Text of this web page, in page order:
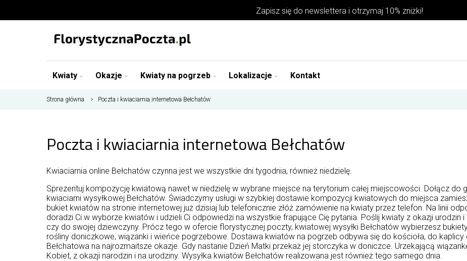
Zapisz się do newsletterai otrzymaj 10% zniżki!
Kwiaty Okazje Kwiaty na pogrzeb Lokalizacje Kontakt
Strona główna Poczta i kwiaciarnia internetowa Bełchatów
Poczta i kwiaciarnia internetowa Bełchatów
Kwiaciarnia online Bełchatów czynna jest we wszystkie dni tygodnia, również niedzielę.
Sprezentuj kompozycję kwiatową nawet w niedzielę w wybrane miejsce na terytorium całej miejscowości. Dołącz do
kwiaciarni wysyłkowej Bełchatów. Świadczymy usługi w szybkiej dostawie kompozycji kwiatowych do miejsca
bukiet kwiatów na stronie internetowej już dzisiaj lub telefonicznie złóż zamówienie na kwiaty przez telefon. Na linii
doradzi Ci w wyborze kwiatów i udzieli Ci odpowiedzi na wszystkie frapujące Cię pytania. Poślij kwiaty z okazji urodzin
czy do swojej dziewczyny. Prócz tego w ofercie florystycznej poczty, kwiatowej wysyłki Bełchatów wybierzesz
rośliny doniczkowe, wiązanki i wieńce pogrzebowe. Dostawa kwiatów na pogrzeb odbywa się do kościoła, do
Bełchatowa na najrozmaitsze okazje. Gdy nastanie Dzień Matki przekaż jej storczyka w doniczce. Urzekającą
Kobiet, z okazji narodzin i na urodziny. Wysyłka kwiatów Bełchatów realizowana jest również tego samego dnia.